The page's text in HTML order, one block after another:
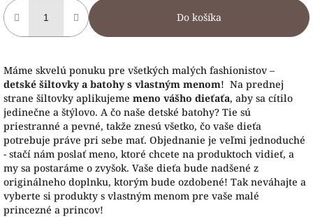
Do košíka
Máme skvelú ponuku pre všetkých malých fashionistov –
detské šiltovky a batohy s vlastným menom! Na prednej
strane šiltovky aplikujeme meno vášho dieťaťa, aby sa cítilo
jedinečne a štýlovo. A čo naše detské batohy? Tie sú
priestranné a pevné, takže znesú všetko, čo vaše dieťa
potrebuje práve pri sebe mať. Objednanie je veľmi jednoduché
- stačí nám poslať meno, ktoré chcete na produktoch vidieť, a
my sa postaráme o zvyšok. Vaše dieťa bude nadšené z
originálneho doplnku, ktorým bude ozdobené! Tak neváhajte a
vyberte si produkty s vlastným menom pre vaše malé
princezné a princov!